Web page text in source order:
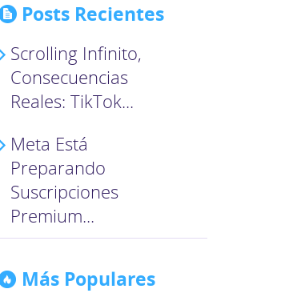
Posts Recientes
Scrolling Infinito,
Consecuencias
Reales: TikTok...
Meta Está
Preparando
Suscripciones
Premium...
Más Populares